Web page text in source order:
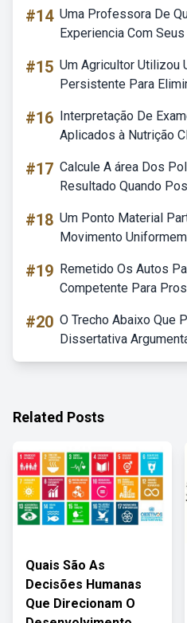
#14 Uma Professora De
Experiencia Com
#15 Um Agricultor Utilizou
Persistente Para
#16 Interpretação De
Aplicados à Nutrição
#17 Calcule A área Dos
Resultado Quando
#18 Um Ponto Material
Movimento
#19 Remetido Os Autos
Competente Para
#20 O Trecho Abaixo Que
Dissertativa
Related Posts
Quais São As
Decisões Humanas
Que Direcionam O